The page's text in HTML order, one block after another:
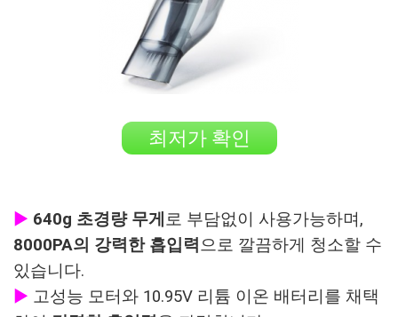
최저가 확인
▶ 640g 초경량 무게 로 부담없이 사용가능하며,
8000PA의 강력한 흡입력 으로 깔끔하게 청소할 수
있습니다.
▶ 고성능 모터와 10.95V 리튬 이온 배터리를 채택